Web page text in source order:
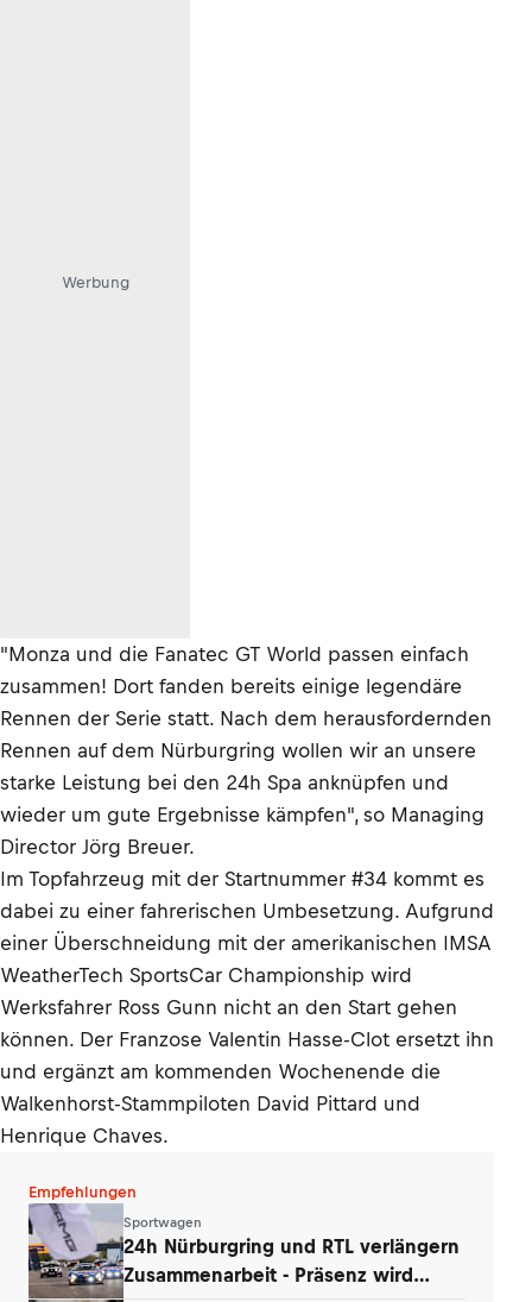
Werbung
"Monza und die Fanatec GT World passen einfach
zusammen! Dort fanden bereits einige legendäre
Rennen der Serie statt. Nach dem herausfordernden
Rennen auf dem Nürburgring wollen wir an unsere
starke Leistung bei den 24h Spa anknüpfen und
wieder um gute Ergebnisse kämpfen", so Managing
Director Jörg Breuer.
Im Topfahrzeug mit der Startnummer #34 kommt es
dabei zu einer fahrerischen Umbesetzung. Aufgrund
einer Überschneidung mit der amerikanischen IMSA
WeatherTech SportsCar Championship wird
Werksfahrer Ross Gunn nicht an den Start gehen
können. Der Franzose Valentin Hasse-Clot ersetzt ihn
und ergänzt am kommenden Wochenende die
Walkenhorst-Stammpiloten David Pittard und
Henrique Chaves.
Empfehlungen
Sportwagen
24h Nürburgring und RTL verlängern
Zusammenarbeit - Präsenz wird